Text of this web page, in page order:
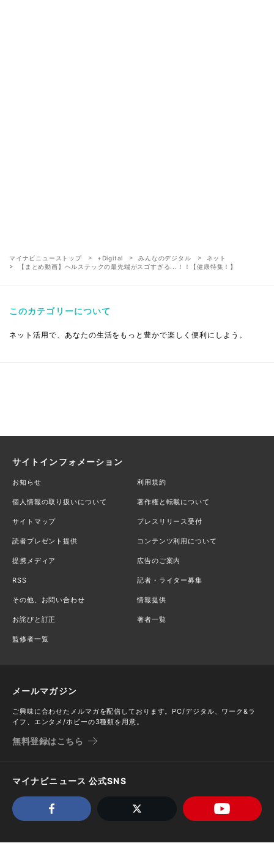
マイナビニューストップ +Digital みんなのデジタル
ネット
【まとめ動画】ヘルステックの最先端がスゴすぎる...！！【健康特集！】
このカテゴリーについて
ネット活用で、あなたの生活をもっと豊かで楽しく便利にしよう。
サイトインフォメーション
お知らせ 利用規約
個人情報の取り扱いについて 著作権と転載について
サイトマップ プレスリリース受付
読者プレゼント提供 コンテンツ利用について
提携メディア 広告のご案内
RSS 記者・ライター募集
その他、お問い合わせ 情報提供
お詫びと訂正 著者一覧
監修者一覧
メールマガジン
ご興味に合わせたメルマガを配信しております。PC/デジタル、ワーク&ラ
イフ、エンタメ/ホビーの3種類を用意。
無料登録はこちら
マイナビニュース 公式SNS